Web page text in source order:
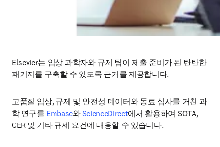
Elsevier는 임상 과학자와 규제 팀이 제출 준비가 된 탄탄한
패키지를 구축할 수 있도록 근거를 제공합니다.
고품질 임상, 규제 및 안전성 데이터와 동료 심사를 거친 과
학 연구를 Embase와 ScienceDirect에서 활용하여 SOTA,
CER 및 기타 규제 요건에 대응할 수 있습니다.